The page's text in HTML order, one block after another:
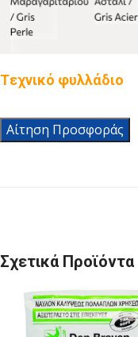
Tεχνικό φυλλάδιο
Αίτηση Προσφοράς
Σχετικά Προϊόντα